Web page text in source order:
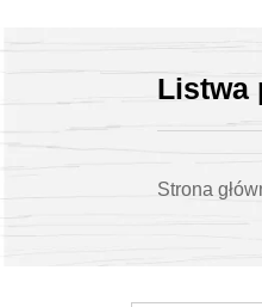
Listwa
Strona